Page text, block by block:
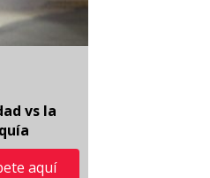
vs la
aquí